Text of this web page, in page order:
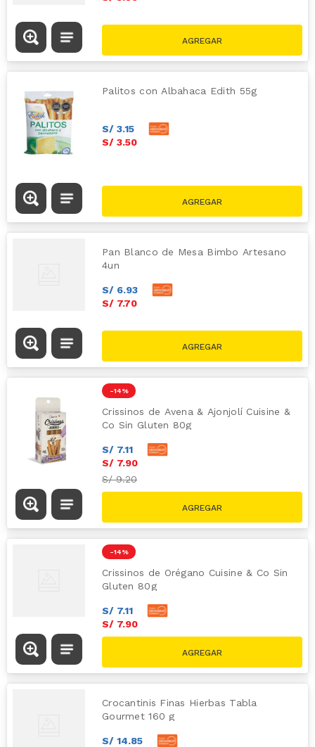
Palitos con Albahaca Edith 55g
S/ 3.15
S/ 3.50
Pan Blanco de Mesa Bimbo Artesano
4un
S/ 6.93
S/ 7.70
-14 %
Crissinos de Avena & Ajonjolí Cuisine &
Co Sin Gluten 80g
S/ 7.11
S/ 7.90
S/9.20
-14 %
Crissinos de Orégano Cuisine & Co Sin
Gluten 80g
S/ 7.11
S/ 7.90
S/9.20
Crocantinis Finas Hierbas Tabla
Gourmet 160 g
S/ 14.85